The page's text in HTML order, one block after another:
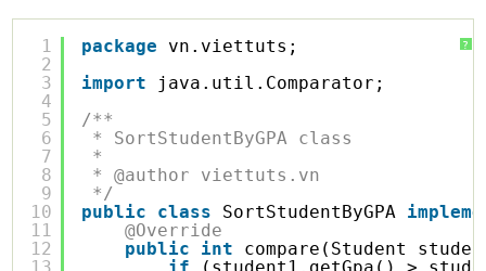
?
1
2
3
4
5
6
7
8
9
10
11
12
package
vn.viettuts;
import
java.util.Comparator;
/**
* SortStudentByGPA class
*
* @author viettuts.vn
*/
public
class SortStudentByGPA
@Override
public
int
compare(Student